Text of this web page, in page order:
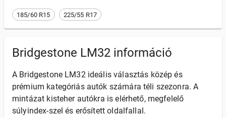
185/60 R15 225/55 R17
Bridgestone LM32 információ
A Bridgestone LM32 ideális választás közép és
prémium kategóriás autók számára téli szezonra. A
mintázat kisteher autókra is elérhető, megfelelő
súlyindex-szel és erősített oldalfallal.